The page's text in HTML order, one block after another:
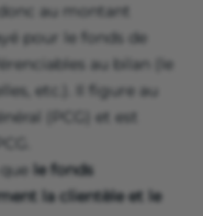
au montant
pour le fonds de
au bilan (le
etc.). Il figure au
(PCG) et est
le fonds
la clientèle et le